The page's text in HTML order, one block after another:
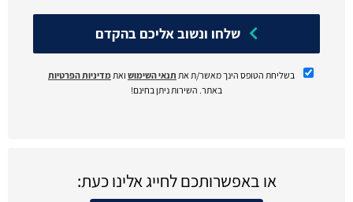
בשליחת הטופס הינך מאשר/ת את תנאי השימוש ואת מדיניות הפרטיות
באתר. השירות ניתן בחינם!
או באפשרותכם לחייג אלינו כעת: